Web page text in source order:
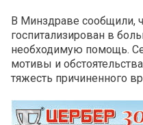
В Минздраве сообщили,
госпитализирован в
необходимую помощь.
мотивы и
тяжесть причиненного